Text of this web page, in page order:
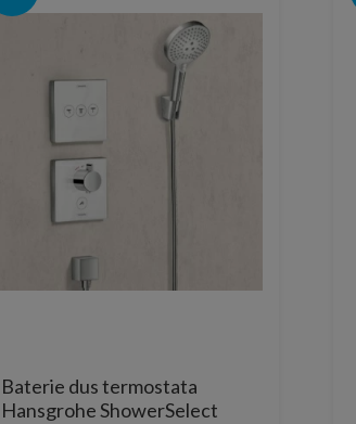
Baterie dus termostata
Hansgrohe ShowerSelect